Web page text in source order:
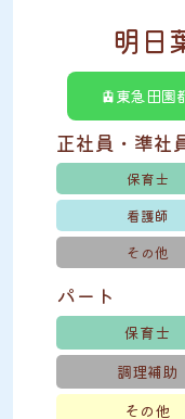
明日
🚊東急田園
正社員・準社
保育士
看護師
その他
パート
保育士
調理補助
その他